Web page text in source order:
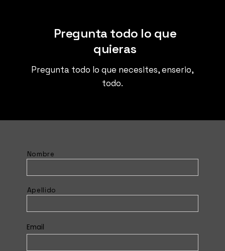
Pregunta todo lo que
quieras
Pregunta todo lo que necesites, enserio,
todo.
N
a
*
Nombre
Apellido
E
m
Email